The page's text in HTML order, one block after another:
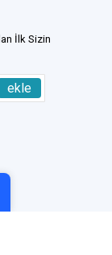
İlk Sizin
ekle